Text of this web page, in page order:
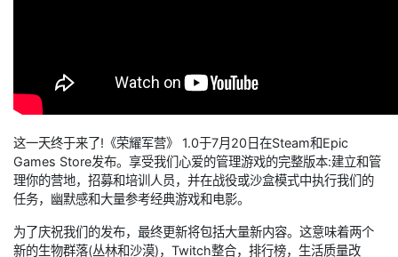
这一天终于来了!《荣耀军营》 1.0于7月20日在Steam和Epic
Games Store发布。享受我们心爱的管理游戏的完整版本:建立和管
理你的营地，招募和培训人员，并在战役或沙盒模式中执行我们的
任务，幽默感和大量参考经典游戏和电影。
为了庆祝我们的发布，最终更新将包括大量新内容。这意味着两个
新的生物群落(丛林和沙漠)，Twitch整合，排行榜，生活质量改